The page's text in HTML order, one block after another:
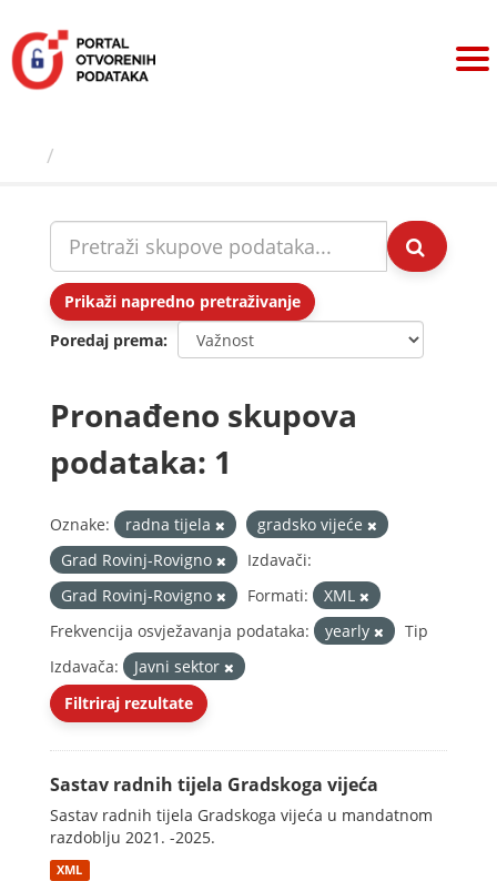
sadržaj
Prikaži napredno pretraživanje
Poredaj prema
Pronađeno skupova
podataka: 1
Oznake: radna tijela
gradsko vijeće
Grad Rovinj-Rovigno
Izdavači:
Grad Rovinj-Rovigno
Formati:
XML
Frekvencija osvježavanja podataka:
yearly
Tip
Izdavača:
Javni sektor
Filtriraj rezultate
Sastav radnih tijela Gradskoga vijeća
Sastav radnih tijela Gradskoga vijeća u mandatnom
razdoblju 2021. -2025.
XML